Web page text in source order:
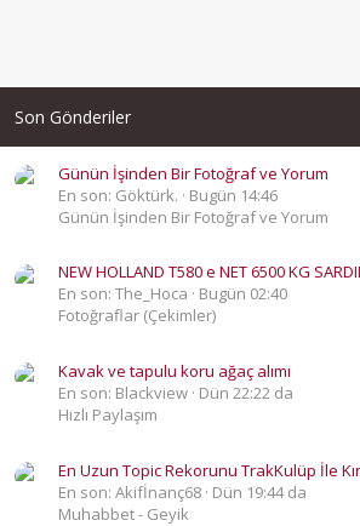
Son Gönderiler
Günün İşinden Bir Fotoğraf ve Yorum
En son: Göktürk.
Bugün 14:46
Günün İşinden Bir Fotoğraf ve Yorum
NEW HOLLAND T580 e NET 6500 KG
En son: The_Hoca
Bugün 02:40
Fotoğraflar (Çekimler)
Kavak ve tapulu koru ağaç alımı
En son: Blackview Dün 22:22 da
Hızlı Paylaşım
En Uzun Topic Rekorunu TrakKulüp İle
En son: Akifİnanç68 Dün 19:44 da
Muhabbet - Geyik